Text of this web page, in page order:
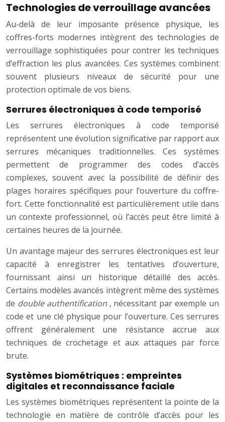
Technologies de verrouillage avancées
Au-delà de leur imposante présence physique, les
coffres-forts modernes intègrent des technologies de
verrouillage sophistiquées pour contrer les techniques
d’effraction les plus avancées. Ces systèmes combinent
souvent plusieurs niveaux de sécurité pour une
protection optimale de vos biens.
Serrures électroniques à code temporisé
Les serrures électroniques à code temporisé
représentent une évolution significative par rapport aux
serrures mécaniques traditionnelles. Ces systèmes
permettent de programmer des codes d’accès
complexes, souvent avec la possibilité de définir des
plages horaires spécifiques pour l’ouverture du coffre-
fort. Cette fonctionnalité est particulièrement utile dans
un contexte professionnel, où l’accès peut être limité à
certaines heures de la journée.
Un avantage majeur des serrures électroniques est leur
capacité à enregistrer les tentatives d’ouverture,
fournissant ainsi un historique détaillé des accès.
Certains modèles avancés intègrent même des systèmes
de double authentification , nécessitant par exemple un
code et une clé physique pour l’ouverture. Ces serrures
offrent généralement une résistance accrue aux
techniques de crochetage et aux attaques par force
brute.
Systèmes biométriques : empreintes
digitales et reconnaissance faciale
Les systèmes biométriques représentent la pointe de la
technologie en matière de contrôle d’accès pour les